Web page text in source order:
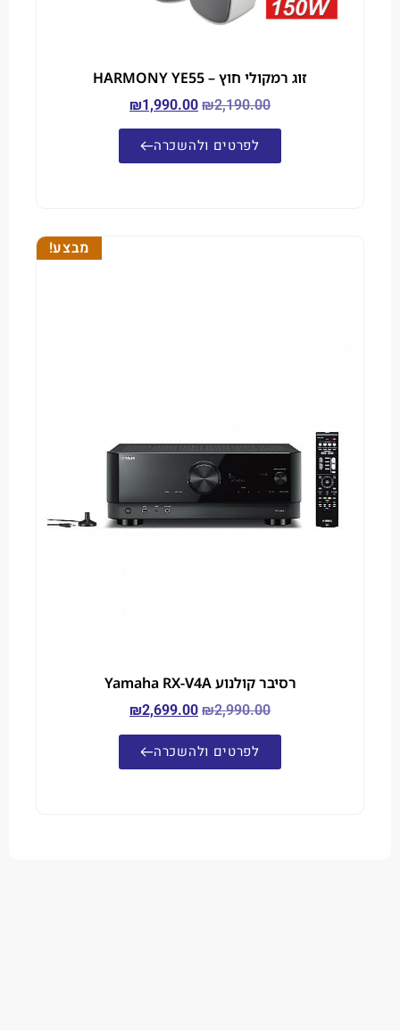
זוג רמקולי חוץ – HARMONY YE55
₪
₪1,990.00
לפרטים ולהשכרה
רסיבר קולנוע Yamaha RX-V4A
₪
₪2,699.00
לפרטים ולהשכרה